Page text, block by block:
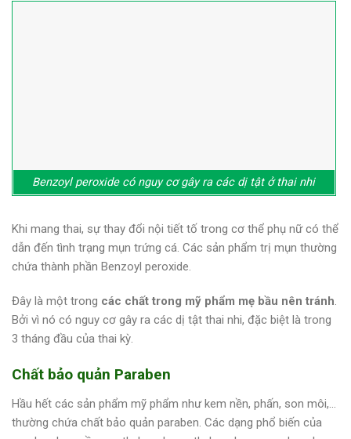
Benzoyl peroxide có nguy cơ gây ra các dị tật ở thai nhi
Khi mang thai, sự thay đổi nội tiết tố trong cơ thể phụ nữ có thể
dẫn đến tình trạng mụn trứng cá. Các sản phẩm trị mụn thường
chứa thành phần Benzoyl peroxide.
Đây là một trong các chất trong mỹ phẩm mẹ bầu nên tránh.
Bởi vì nó có nguy cơ gây ra các dị tật thai nhi, đặc biệt là trong
3 tháng đầu của thai kỳ.
Chất bảo quản Paraben
Hầu hết các sản phẩm mỹ phẩm như kem nền, phấn, son môi,…
thường chứa chất bảo quản paraben. Các dạng phổ biến của